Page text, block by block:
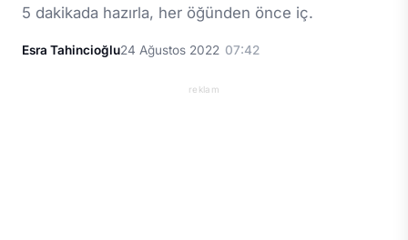
5 dakikada hazırla, her öğünden önce iç.
Esra Tahincioğlu24 Ağustos 2022 07:42
reklam